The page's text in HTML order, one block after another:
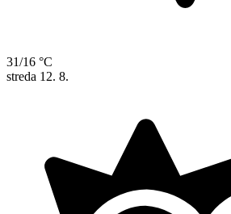
31/16 °C
streda 12. 8.